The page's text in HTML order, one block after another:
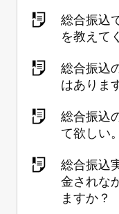
総合振込
を教えて
総合振込
はありま
総合振込
て欲しい。
総合振込
金されな
ますか？